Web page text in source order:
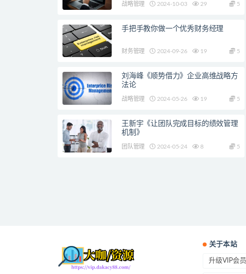
战略管理 2024-10-03 29 5
手把手教你做一个优秀财务经理
财务管理 2024-09-26 19 5
刘海峰《顺势借力》企业高维战略方
法论
战略管理 2024-05-26 19 5
王新宇《让团队完成目标的绩效管理
机制》
团队管理 2024-05-24 8 5
关于本站
升级VIP会员